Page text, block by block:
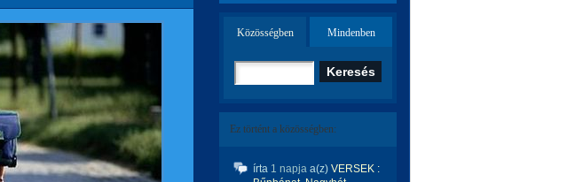
Közösségben Mindenben
Ez történt a közösségben:
írta 1 napja a(z) VERSEK :